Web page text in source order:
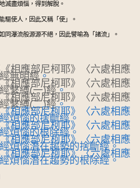
滅盡煩惱，得到解脫。
驅使人，因此又稱「使」。
同瀑流般源源不絕，因此譬喻為「諸流」。
相應部尼柯耶》〈六處相應
無明經。
相應部尼柯耶》〈六處相應
繫縛(一)經。
相應部尼柯耶》〈六處相應
繫縛(二)經。
相應部尼柯耶》〈六處相應
煩惱的捨斷經。
相應部尼柯耶》〈六處相應
煩惱的根除經。
相應部尼柯耶》〈六處相應
煩惱潛在趨勢的捨斷經。
相應部尼柯耶》〈六處相應
煩惱潛在趨勢的根除經。